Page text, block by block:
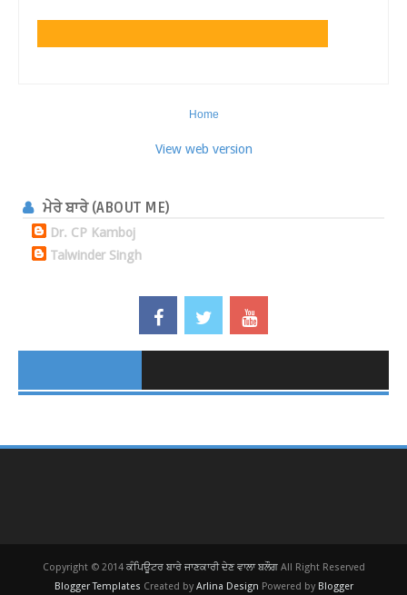
Home
View web version
ਮੇਰੇ ਬਾਰੇ (ABOUT ME)
Dr. CP Kamboj
Talwinder Singh
Copyright © 2014 ਕੰਪਿਊਟਰ ਬਾਰੇ ਜਾਣਕਾਰੀ ਦੇਣ ਵਾਲਾ ਬਲੌਗAll Right Reserved
Blogger Templates Created by Arlina Design Powered by Blogger